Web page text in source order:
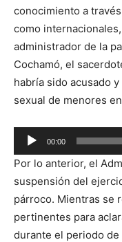
conocimiento a
como
administrador de la
Cochamó, el
habría sido acusado
sexual de menores
Reproductor
de
audio
00:00
Por lo anterior, el
suspensión del
párroco. Mientras se
pertinentes para
durante el periodo de